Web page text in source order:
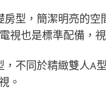
房型，簡潔明亮的
視也是標準配備，
，不同於精緻雙人A
。